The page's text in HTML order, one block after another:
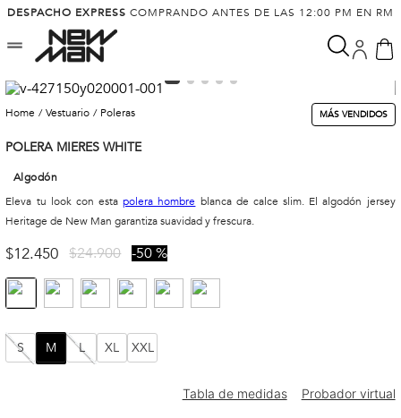
DESPACHO EXPRESS COMPRANDO ANTES DE LAS 12:00 PM EN RM
vestuario poleras MÁS VENDIDOS
POLERA MIERES WHITE
Algodón
Eleva tu look con estapolera hombre blanca de calce slim. El algodón jersey
Heritage de New Man garantiza suavidad y frescura.
$12.450 $24.900 50 %
S M L XL XXL